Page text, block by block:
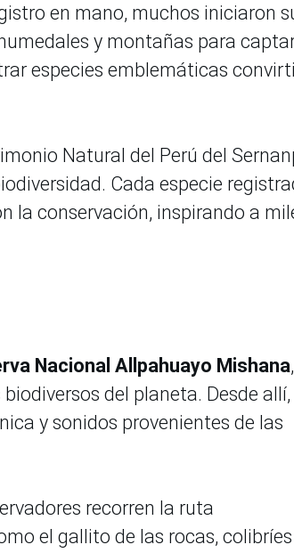
en mano, muchos iniciaron
y montañas para
especies emblemáticas
Natural del Perú del
Cada especie
la conservación, inspirando a
Nacional Allpahuayo Mishana
del planeta. Desde
y sonidos provenientes de las
recorren la ruta
el gallito de las rocas, colibríes